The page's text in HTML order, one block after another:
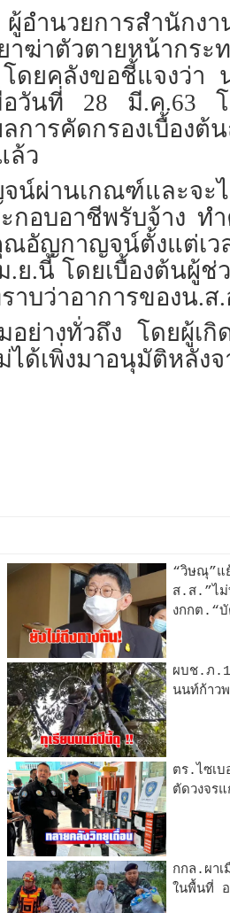
ำนวยการสำนักงา
าฆ่าตัวตายหน้าก
ดยคลังขอชี้แจงว่า
วันที่ 28 มี.ค.63 โ
ารคัดกรองเบื้องต้
ล้ว
ผ่านเกณฑ์และจะไ
อบอาชีพรับจ้าง ท
ณอัญกาญจน์ตั้งแต่เ
.ย.นี้ โดยเบื้องต้นผู้
าบว่าอาการของน.
ย่างทั่วถึง โดยผู้เกิ
ด้เพิ่งมาอนุมัติหลัง
“วิษณุ”แ
ส.ส.”ไม่
งกกต.“บั
ผบช.ภ.1
นนท์ก้าว
ตร.ไซเ
ตัดวงจรแ
กกล.ผาเ
ในพื้นที่